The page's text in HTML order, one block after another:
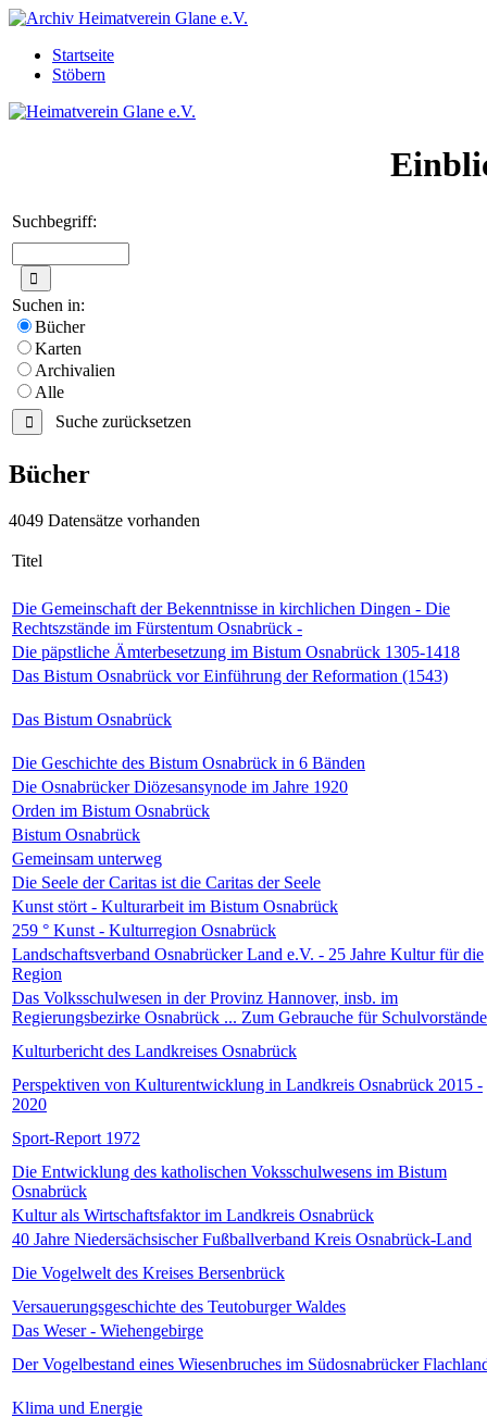
Startseite
Stöbern
Suchbegriff:
Suchen in:
Bücher
Karten
Archivalien
Alle
Suche zurücksetzen
Bücher
4049 Datensätze vorhanden
Titel
Die Gemeinschaft der Bekenntnisse in kirchlichen Dingen - Die
Rechtszstände im Fürstentum Osnabrück -
Die päpstliche Ämterbesetzung im Bistum Osnabrück 1305-1418
Das Bistum Osnabrück vor Einführung der Reformation (1543)
Das Bistum Osnabrück
Die Geschichte des Bistum Osnabrück in 6 Bänden
Die Osnabrücker Diözesansynode im Jahre 1920
Orden im Bistum Osnabrück
Bistum Osnabrück
Gemeinsam unterweg
Die Seele der Caritas ist die Caritas der Seele
Kunst stört - Kulturarbeit im Bistum Osnabrück
259 ° Kunst - Kulturregion Osnabrück
Landschaftsverband Osnabrücker Land e.V. - 25 Jahre Kultur für die
Region
Das Volksschulwesen in der Provinz Hannover, insb. im
Regierungsbezirke Osnabrück ... Zum Gebrauche für
Kulturbericht des Landkreises Osnabrück
Perspektiven von Kulturentwicklung in Landkreis Osnabrück 2015 -
2020
Sport-Report 1972
Die Entwicklung des katholischen Voksschulwesens im Bistum
Osnabrück
Kultur als Wirtschaftsfaktor im Landkreis Osnabrück
40 Jahre Niedersächsischer Fußballverband Kreis Osnabrück-Land
Die Vogelwelt des Kreises Bersenbrück
Versauerungsgeschichte des Teutoburger Waldes
Das Weser - Wiehengebirge
Der Vogelbestand eines Wiesenbruches im Südosnabrücker
Klima und Energie